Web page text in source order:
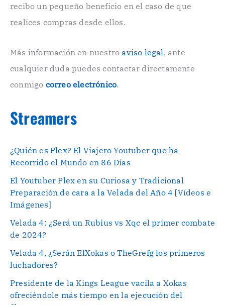
ó
n
o
.
recibo un pequeño beneficio en el caso de que
realices compras desde ellos.
Más información en nuestroaviso legal , ante
cualquier duda puedes contactar directamente
conmigo correo electrónico.
Streamers
¿Quién es Plex? El Viajero Youtuber que ha
Recorrido el Mundo en 86 Días
El Youtuber Plex en su Curiosa y Tradicional
Preparación de cara a la Velada del Año 4 [Vídeos e
Imágenes]
Velada 4: ¿Será un Rubius vs Xqc el primer combate
de 2024?
Velada 4, ¿Serán ElXokas o TheGrefg los primeros
luchadores?
Presidente de la Kings League vacila a Xokas
ofreciéndole más tiempo en la ejecución del